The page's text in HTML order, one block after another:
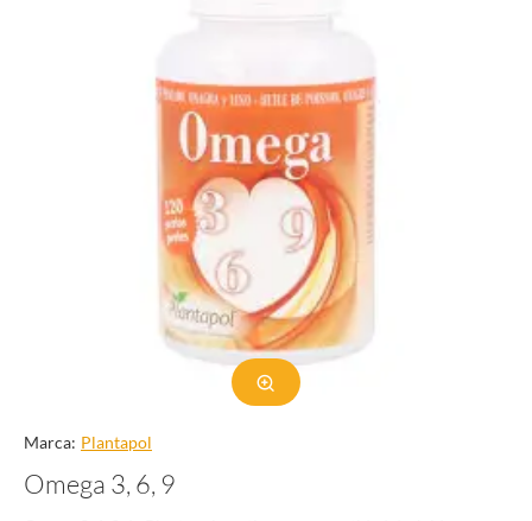
Marca: Plantapol
Omega 3, 6, 9